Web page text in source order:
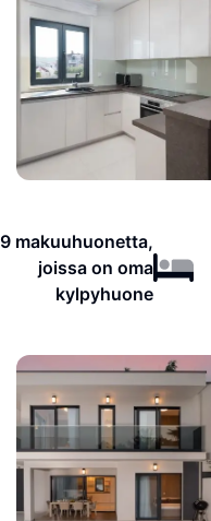
9 makuuhuonetta,
joissa on oma
kylpyhuone